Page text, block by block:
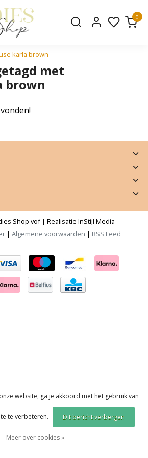
0
karla brown
met
brown
Shop vof | Realisatie InStijl Media
| Algemene voorwaarden | RSS Feed
website, ga je akkoord met het gebruik van
te verbeteren. Dit bericht verbergen
Meer over cookies »